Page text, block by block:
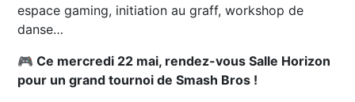
espace gaming, initiation au graff, workshop de
danse…
🎮 Ce mercredi 22 mai, rendez-vous Salle Horizon
pour un grand tournoi de Smash Bros !